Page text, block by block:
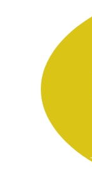
自分たち
ピアーサ